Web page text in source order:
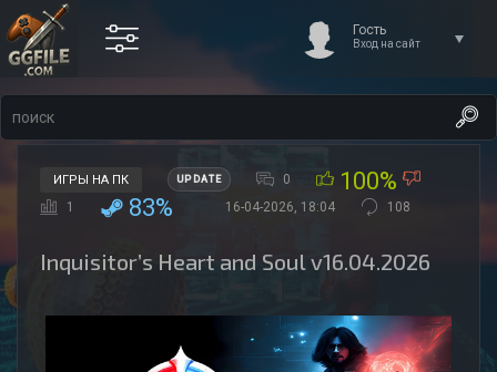
Гость
Вход на сайт
ИГРЫ НА ПК UPDATE 0 100%
1 83% 16-04-2026, 18:04 108
Inquisitor’s Heart and Soul v16.04.2026